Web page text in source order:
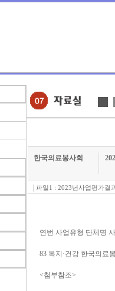
한국의료봉사회
파일1 : 2023년사업평가결
연번 사업유형 단체명
83 복지·건강 한국의료
<첨부참조>